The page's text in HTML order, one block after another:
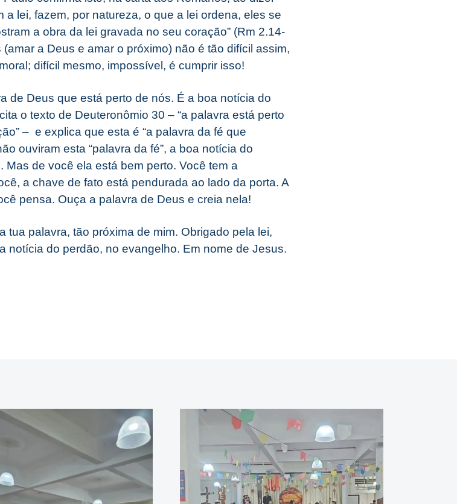
a lei, fazem, por natureza, o que a lei ordena, eles se
a obra da lei gravada no seu coração” (Rm 2.14-
a Deus e amar o próximo) não é tão difícil assim,
difícil mesmo, impossível, é cumprir isso!
de Deus que está perto de nós. É a boa notícia do
o texto de Deuteronômio 30 – “a palavra está perto
– e explica que esta é “a palavra da fé que
ouviram esta “palavra da fé”, a boa notícia do
de você ela está bem perto. Você tem a
a chave de fato está pendurada ao lado da porta. A
pensa. Ouça a palavra de Deus e creia nela!
tua palavra, tão próxima de mim. Obrigado pela lei,
notícia do perdão, no evangelho. Em nome de Jesus.